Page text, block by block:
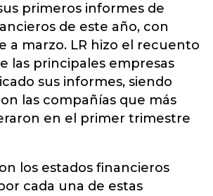
primeros informes de
de este año, con
a marzo. LR hizo el recuento
las principales empresas
sus informes, siendo
las compañías que más
en el primer trimestre
los estados financieros
cada una de estas